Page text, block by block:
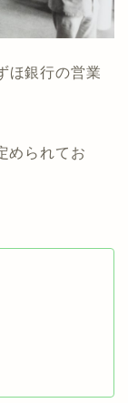
ほ銀行の営業
められてお